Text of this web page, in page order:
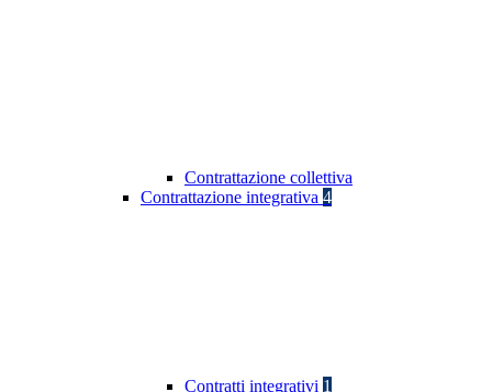
Contrattazione collettiva
Contrattazione integrativa 4
Contratti integrativi 1